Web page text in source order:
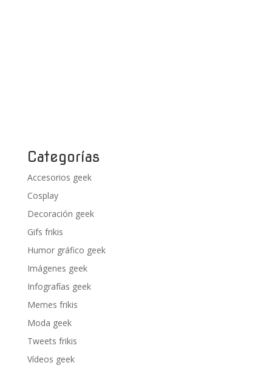
Categorías
Accesorios geek
Cosplay
Decoración geek
Gifs frikis
Humor gráfico geek
Imágenes geek
Infografías geek
Memes frikis
Moda geek
Tweets frikis
Vídeos geek